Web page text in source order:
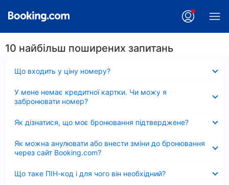
10 найбільш поширених запитань
Що входить у ціну номеру?
У мене немає кредитної картки. Чи можу я
забронювати номер?
Як дізнатися, що моє бронювання підтверджене?
Як можна анулювати або внести зміни до бронювання
через сайт Booking.com?
Що таке ПІН-код і для чого він необхідний?